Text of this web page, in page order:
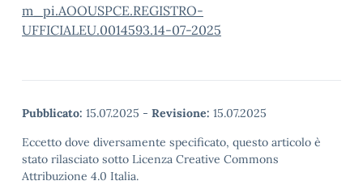
m_pi.AOOUSPCE.REGISTRO-
UFFICIALEU.0014593.14-07-2025
Pubblicato: 15.07.2025 - Revisione: 15.07.2025
Eccetto dove diversamente specificato, questo articolo è
stato rilasciato sotto Licenza Creative Commons
Attribuzione 4.0 Italia.